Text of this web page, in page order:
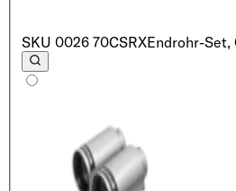
SKU 0026 70CSRXEndrohr-Set,